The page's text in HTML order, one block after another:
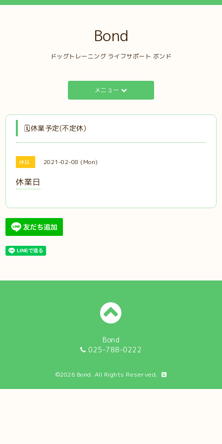
Bond
ドッグトレーニング ライフサポート ボンド
メニュー
🗓️休業予定(不定休)
休日 2021-02-08 (Mon)
休業日
Bond
025-788-0222
©2026 Bond. All Rights Reserved.